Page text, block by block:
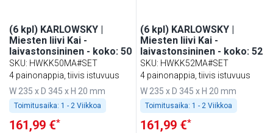
(6 kpl) KARLOWSKY |
Miesten liivi Kai -
laivastonsininen - koko: 50
SKU: HWKK50MA#SET
4 painonappia, tiivis istuvuus
W 235 x D 345 x H 20 mm
Toimitusaika: 1 - 2 Viikkoa
161,99 €*
(6 kpl) KARLOWSKY |
Miesten liivi Kai -
laivastonsininen - koko: 52
SKU: HWKK52MA#SET
4 painonappia, tiivis istuvuus
W 235 x D 345 x H 20 mm
Toimitusaika: 1 - 2 Viikkoa
161,99 €*